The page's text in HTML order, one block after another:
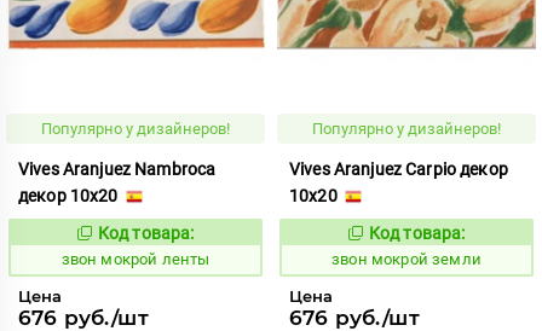
Популярно у дизайнеров!
Vives Aranjuez Nambroca
декор 10x20
460418
Код товара:
звон мокрой ленты
Цена
676 руб./шт
Популярно у дизайнеров!
Vives Aranjuez Carpio декор
10x20
460405
Код товара:
звон мокрой земли
Цена
676 руб./шт